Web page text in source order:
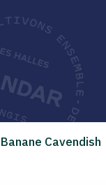
Banane Cavendish